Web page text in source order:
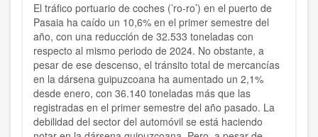
El tráfico portuario de coches (’ro-ro’) en el puerto de
Pasaia ha caído un 10,6% en el primer semestre del
año, con una reducción de 32.533 toneladas con
respecto al mismo periodo de 2024. No obstante, a
pesar de ese descenso, el tránsito total de mercancías
en la dársena guipuzcoana ha aumentado un 2,1%
desde enero, con 36.140 toneladas más que las
registradas en el primer semestre del año pasado. La
debilidad del sector del automóvil se está haciendo